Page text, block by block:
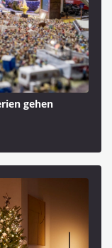
gehen